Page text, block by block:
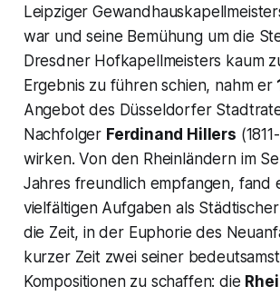
Leipziger
war und seine Bemühung um die
Dresdner Hofkapellmeisters kaum
Ergebnis zu führen schien, nahm er
Angebot des Düsseldorfer
Nachfolger Ferdinand Hillers
wirken. Von den Rheinländern im
Jahres freundlich empfangen, fand
vielfältigen Aufgaben als
die Zeit, in der Euphorie des
kurzer Zeit zwei seiner
Kompositionen zu schaffen: die